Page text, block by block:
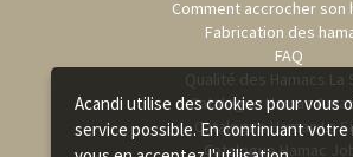
Comment accrocher son
Fabrication des
FAQ
Qualité des Hamacs La
Catalogue Hamac
Catalogue Hamac La
Catalogue Hamac
Acandi utilise des cookies pour vous
service possible. En continuant votre